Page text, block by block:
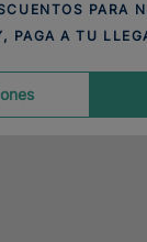
PARA
PAGA A TU